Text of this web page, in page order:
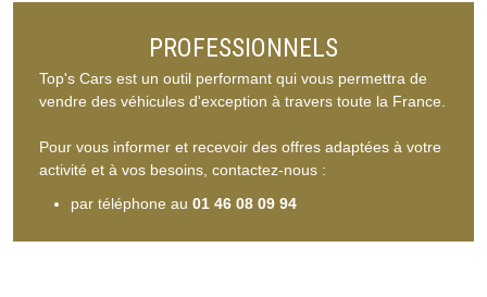
PROFESSIONNELS
Top's Cars est un outil performant qui vous permettra de
vendre des véhicules d'exception à travers toute la France.
Pour vous informer et recevoir des offres adaptées à votre
activité et à vos besoins, contactez-nous :
par téléphone au 01 46 08 09 94